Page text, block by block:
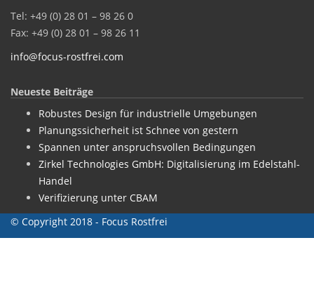
Tel: +49 (0) 28 01 – 98 26 0
Fax: +49 (0) 28 01 – 98 26 11
info@focus-rostfrei.com
Neueste Beiträge
Robustes Design für industrielle Umgebungen
Planungssicherheit ist Schnee von gestern
Spannen unter anspruchsvollen Bedingungen
Zirkel Technologies GmbH: Digitalisierung im Edelstahl-
Handel
Verifizierung unter CBAM
© Copyright 2018 - Focus Rostfrei